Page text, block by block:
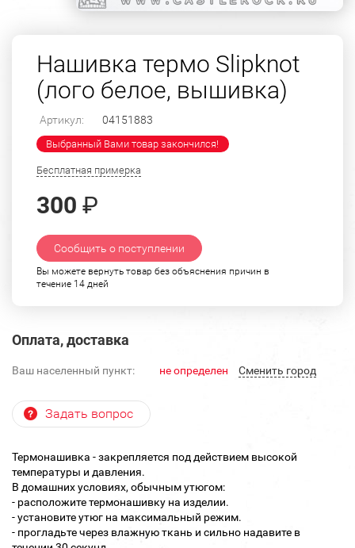
Нашивка термо Slipknot
(лого белое, вышивка)
Артикул: 04151883
Выбранный Вами товар закончился!
Бесплатная примерка
300 ₽
Сообщить о поступлении
Вы можете вернуть товар без объяснения причин в
течение 14 дней
Оплата, доставка
Ваш населенный пункт: не определен Cменить город
Задать вопрос
Термонашивка - закрепляется под действием высокой
температуры и давления.
В домашних условиях, обычным утюгом:
- расположите термонашивку на изделии.
- установите утюг на максимальный режим.
- прогладьте через влажную ткань и сильно надавите в